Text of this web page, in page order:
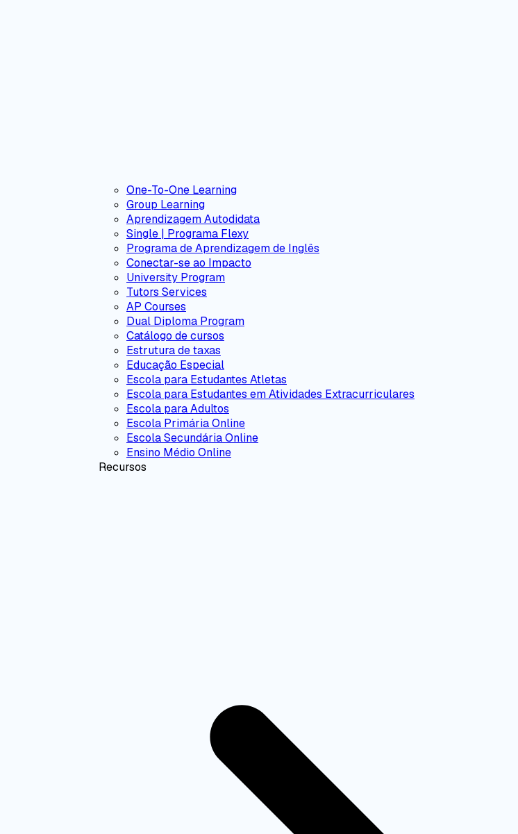
One-To-One Learning
Group Learning
Aprendizagem Autodidata
Single | Programa Flexy
Programa de Aprendizagem de Inglês
Conectar-se ao Impacto
University Program
Tutors Services
AP Courses
Dual Diploma Program
Catálogo de cursos
Estrutura de taxas
Educação Especial
Escola para Estudantes Atletas
Escola para Estudantes em Atividades Extracurriculares
Escola para Adultos
Escola Primária Online
Escola Secundária Online
Ensino Médio Online
Recursos